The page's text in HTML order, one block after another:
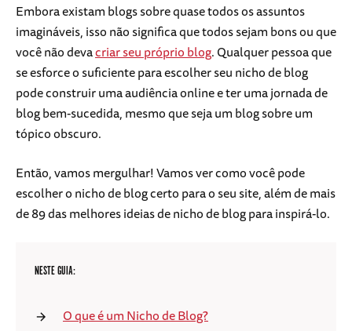
Embora existam blogs sobre quase todos os assuntos
imagináveis, isso não significa que todos sejam bons ou que
você não devacriar seu próprio blog. Qualquer pessoa que
se esforce o suficiente para escolher seu nicho de blog
pode construir uma audiência online e ter uma jornada de
blog bem-sucedida, mesmo que seja um blog sobre um
tópico obscuro.
Então, vamos mergulhar! Vamos ver como você pode
escolher o nicho de blog certo para o seu site, além de mais
de 89 das melhores ideias de nicho de blog para inspirá-lo.
NESTE GUIA:
O que é um Nicho de Blog?